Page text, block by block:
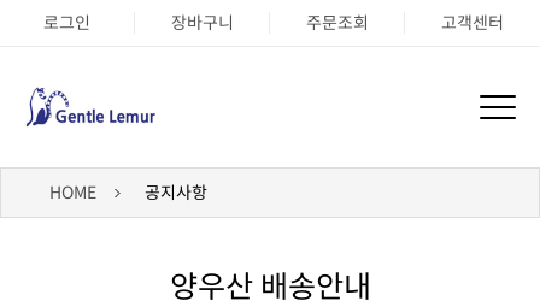
로그인 장바구니 주문조회 고객센터
HOME 공지사항
양우산 배송안내